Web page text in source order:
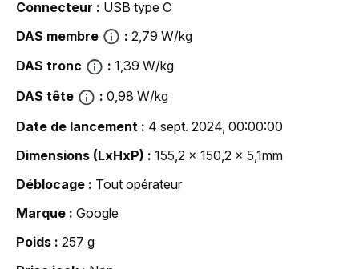
Connecteur
USB type C
DAS membre
2,79 W/kg
DAS tronc
1,39 W/kg
DAS tête
0,98 W/kg
Date de lancement
4 sept. 2024, 00:00:00
Dimensions (LxHxP)
155,2 x 150,2 x 5,1mm
Déblocage
Tout opérateur
Marque
Google
Poids
257 g